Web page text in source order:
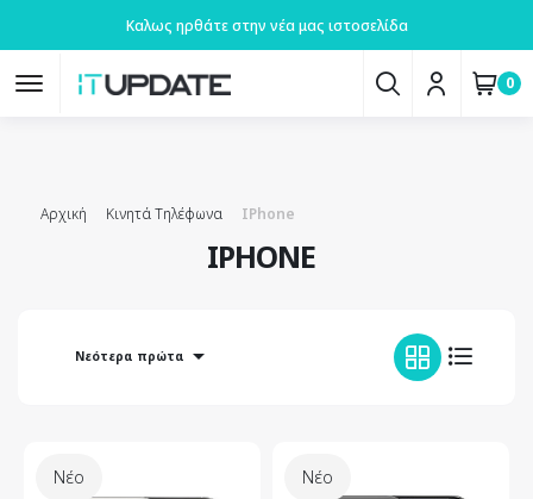
Καλως ηρθάτε στην νέα μας ιστοσελίδα
0
Αρχική Κινητά Τηλέφωνα IPhone
IPHONE
Νεότερα πρώτα 
Νέο Νέο